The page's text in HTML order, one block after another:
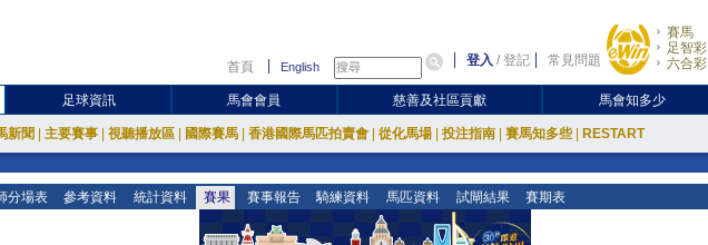
首頁 English 登入 /登記 常見問題
賽馬
足智彩
六合彩
足球資訊 馬會會員 慈善及社區貢獻 馬會知多少
新聞 主要賽事 視聽播放區 國際賽馬 香港國際馬匹拍賣會 從化馬場 投注指南 賽馬知多些 RESTART
分場表 參考資料 統計資料 賽果 賽事報告 騎練資料 馬匹資料 試閘結果 賽期表